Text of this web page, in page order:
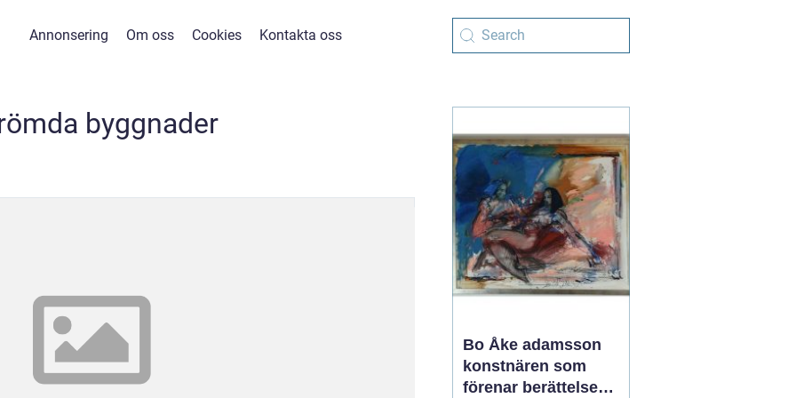
Annonsering Om oss Cookies Kontakta oss
byggnader
Bo Åke adamsson
konstnären som
förenar berättelse